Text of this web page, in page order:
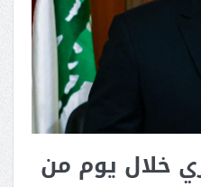
خلال يوم من